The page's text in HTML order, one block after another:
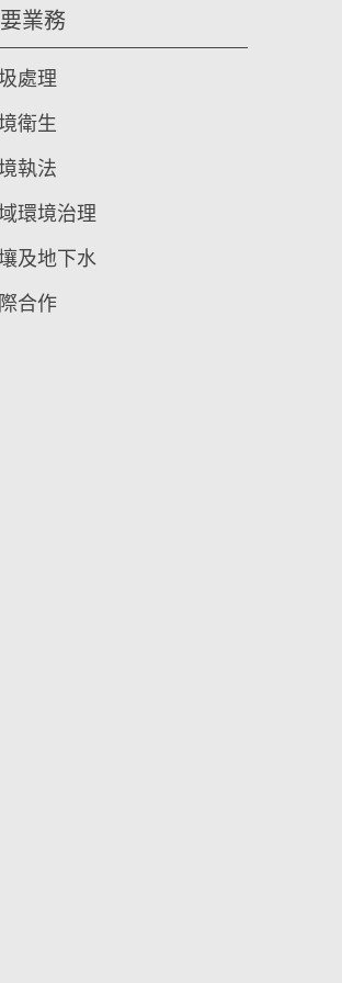
業務
處理
衛生
執法
環境治理
及地下水
合作